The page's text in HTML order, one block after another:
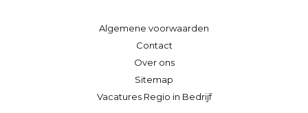
Algemene voorwaarden
Contact
Over ons
Sitemap
Vacatures Regio in Bedrijf